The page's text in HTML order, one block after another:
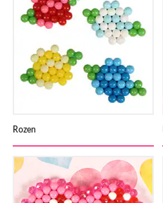
Rozen